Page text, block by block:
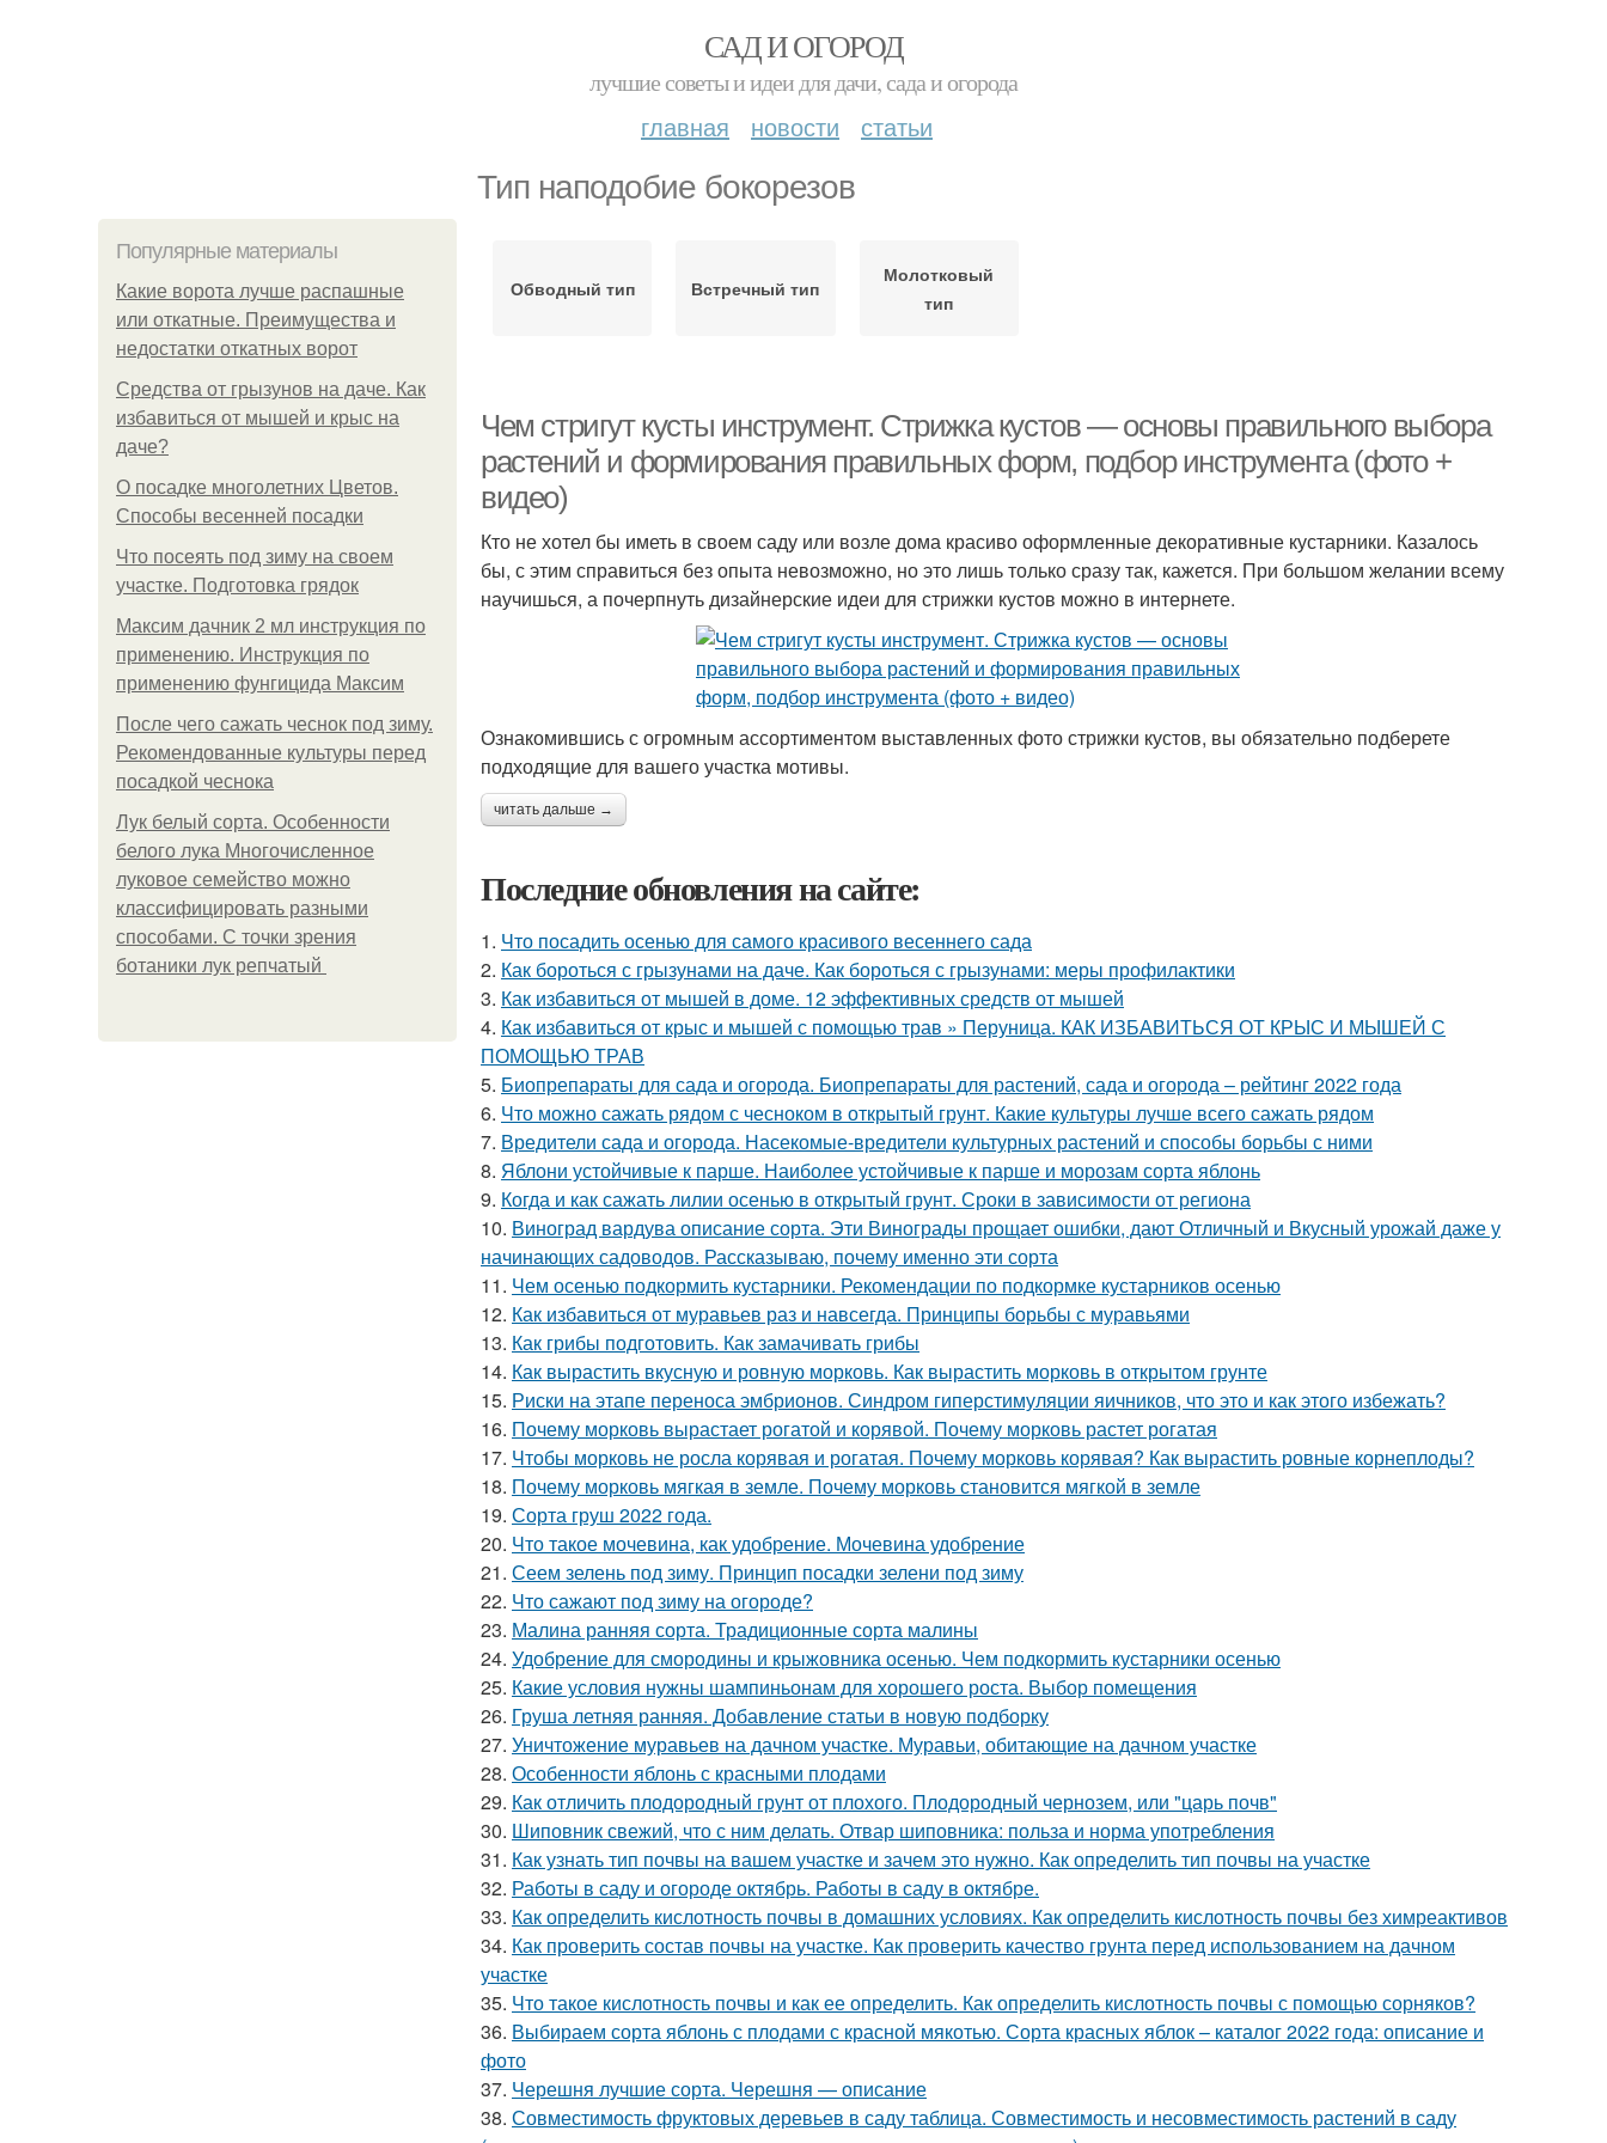
САД И ОГОРОД
лучшие советы и идеи для дачи, сада и огорода
главная новости статьи
Тип наподобие бокорезов
Популярные материалы
Какие ворота лучше распашные
или откатные. Преимущества и
недостатки откатных ворот
Средства от грызунов на даче. Как
избавиться от мышей и крыс на
даче?
О посадке многолетних Цветов.
Способы весенней посадки
Что посеять под зиму на своем
участке. Подготовка грядок
Максим дачник 2 мл инструкция по
применению. Инструкция по
применению фунгицида Максим
После чего сажать чеснок под зиму.
Рекомендованные культуры перед
посадкой чеснока
Лук белый сорта. Особенности
белого лука Многочисленное
луковое семейство можно
классифицировать разными
способами. С точки зрения
ботаники лук репчатый
Обводный тип Встречный тип
Молотковый
тип
Чем стригут кусты инструмент. Стрижка кустов — основы правильного выбора
растений и формирования правильных форм, подбор инструмента (фото +
видео)
Кто не хотел бы иметь в своем саду или возле дома красиво оформленные декоративные кустарники. Казалось
бы, с этим справиться без опыта невозможно, но это лишь только сразу так, кажется. При большом желании всему
научишься, а почерпнуть дизайнерские идеи для стрижки кустов можно в интернете.
Ознакомившись с огромным ассортиментом выставленных фото стрижки кустов, вы обязательно подберете
подходящие для вашего участка мотивы.
читать дальше →
Последние обновления на сайте:
1. Что посадить осенью для самого красивого весеннего сада
2. Как бороться с грызунами на даче. Как бороться с грызунами: меры профилактики
3. Как избавиться от мышей в доме. 12 эффективных средств от мышей
4. Как избавиться от крыс и мышей с помощью трав » Перуница. КАК ИЗБАВИТЬСЯ ОТ КРЫС И МЫШЕЙ С
ПОМОЩЬЮ ТРАВ
5. Биопрепараты для сада и огорода. Биопрепараты для растений, сада и огорода – рейтинг 2022 года
6. Что можно сажать рядом с чесноком в открытый грунт. Какие культуры лучше всего сажать рядом
7. Вредители сада и огорода. Насекомые-вредители культурных растений и способы борьбы с ними
8. Яблони устойчивые к парше. Наиболее устойчивые к парше и морозам сорта яблонь
9. Когда и как сажать лилии осенью в открытый грунт. Сроки в зависимости от региона
10. Виноград вардува описание сорта. Эти Винограды прощает ошибки, дают Отличный и Вкусный урожай даже у
начинающих садоводов. Рассказываю, почему именно эти сорта
11. Чем осенью подкормить кустарники. Рекомендации по подкормке кустарников осенью
12. Как избавиться от муравьев раз и навсегда. Принципы борьбы с муравьями
13. Как грибы подготовить. Как замачивать грибы
14. Как вырастить вкусную и ровную морковь. Как вырастить морковь в открытом грунте
15. Риски на этапе переноса эмбрионов. Синдром гиперстимуляции яичников, что это и как этого избежать?
16. Почему морковь вырастает рогатой и корявой. Почему морковь растет рогатая
17. Чтобы морковь не росла корявая и рогатая. Почему морковь корявая? Как вырастить ровные корнеплоды?
18. Почему морковь мягкая в земле. Почему морковь становится мягкой в земле
19. Сорта груш 2022 года.
20. Что такое мочевина, как удобрение. Мочевина удобрение
21. Сеем зелень под зиму. Принцип посадки зелени под зиму
22. Что сажают под зиму на огороде?
23. Малина ранняя сорта. Традиционные сорта малины
24. Удобрение для смородины и крыжовника осенью. Чем подкормить кустарники осенью
25. Какие условия нужны шампиньонам для хорошего роста. Выбор помещения
26. Груша летняя ранняя. Добавление статьи в новую подборку
27. Уничтожение муравьев на дачном участке. Муравьи, обитающие на дачном участке
28. Особенности яблонь с красными плодами
29. Как отличить плодородный грунт от плохого. Плодородный чернозем, или "царь почв"
30. Шиповник свежий, что с ним делать. Отвар шиповника: польза и норма употребления
31. Как узнать тип почвы на вашем участке и зачем это нужно. Как определить тип почвы на участке
32. Работы в саду и огороде октябрь. Работы в саду в октябре.
33. Как определить кислотность почвы в домашних условиях. Как определить кислотность почвы без химреактивов
34. Как проверить состав почвы на участке. Как проверить качество грунта перед использованием на дачном
участке
35. Что такое кислотность почвы и как ее определить. Как определить кислотность почвы с помощью сорняков?
36. Выбираем сорта яблонь с плодами с красной мякотью. Сорта красных яблок – каталог 2022 года: описание и
фото
37. Черешня лучшие сорта. Черешня — описание
38. Совместимость фруктовых деревьев в саду таблица. Совместимость и несовместимость растений в саду